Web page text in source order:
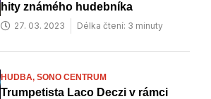
hity známého hudebníka
27. 03. 2023 Délka čtení: 3 minuty
HUDBA, SONO CENTRUM
Trumpetista Laco Deczi v rámci